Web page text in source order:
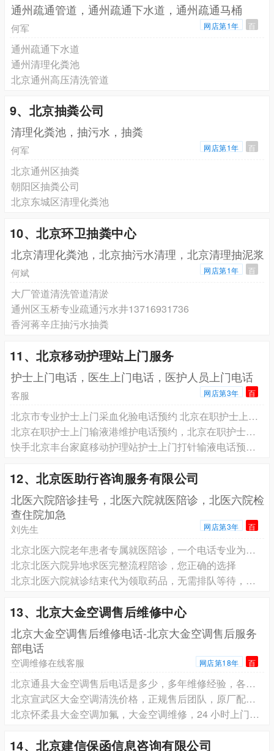
通州疏通管道，通州疏通下水道，通州疏通马桶
何军 网店第1年 百
通州疏通下水道
通州清理化粪池
北京通州高压清洗管道
9、北京抽粪公司
清理化粪池，抽污水，抽粪
何军 网店第1年 百
北京通州区抽粪
朝阳区抽粪公司
北京东城区清理化粪池
10、北京环卫抽粪中心
北京清理化粪池，北京抽污水清理，北京清理抽泥浆
何斌 网店第1年 百
大厂管道清洗管道清淤
通州区玉桥专业疏通污水井13716931736
香河蒋辛庄抽污水抽粪
11、北京移动护理站上门服务
护士上门电话，医生上门电话，医护人员上门电话
客服 网店第3年 百
北京市专业护士上门采血化验电话预约 北京在职护士上门护理服务电话预约，北京在职护士上门打针输液电话预约
北京在职护士上门输液港维护电话预约，北京在职护士上门更换鼻饲管胃管电话预约，北京在职护士上门更换尿管电话预约
快手北京丰台家庭移动护理站护士上门打针输液电话预约 专业服务 收费合理
12、北京医助行咨询服务有限公司
北医六院陪诊挂号，北医六院就医陪诊，北医六院检
查住院加急
刘先生 网店第3年 百
北京北医六院老年患者专属就医陪诊，一个电话专业为您服务
北京北医六院异地求医完整流程陪诊，您正确的选择
北京北医六院就诊结束代为领取药品，无需排队等待，轻松就诊
13、北京大金空调售后维修中心
北京大金空调售后维修电话-北京大金空调售后服务
部电话
空调维修在线客服 网店第18年 百
北京通县大金空调售后电话是多少，多年维修经验，各类空调问题轻松搞定
北京宣武区大金空调清洗价格，正规售后团队，原厂配件质量有保障
北京怀柔县大金空调加氟，大金空调维修，24 小时上门服务
14、北京建信保函信息咨询有限公司